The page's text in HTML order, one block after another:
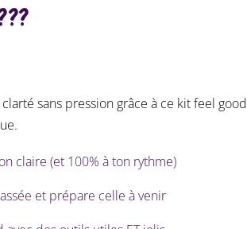
sans pression grâce à ce kit feel good
claire (et 100% à ton rythme)
et prépare celle à venir